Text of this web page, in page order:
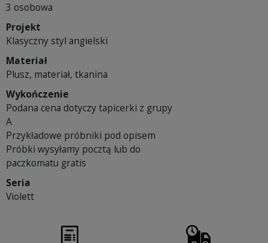
3 osobowa
Projekt
Klasyczny styl angielski
Materiał
Plusz, materiał, tkanina
Wykończenie
Podana cena dotyczy tapicerki z grupy
A
Przykładowe próbniki pod opisem
Próbki wysyłamy pocztą lub do
paczkomatu gratis
Seria
Violett